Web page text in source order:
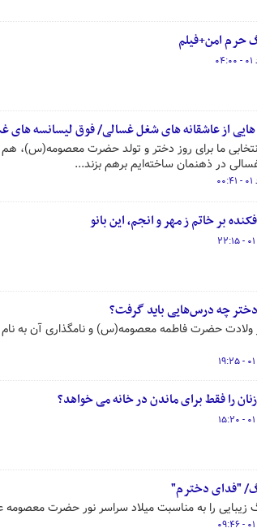
حرم امن+فیلم
از عاشقانه های شغل غسالی/ فوق لیسانسه های
ما برای روز دختر و تولد حضرت معصومه(س)،
در ذهنمان ساخته‌ایم برهم بزند...
بر خاتم ز مهر و انجم، این بانو
دختر چه درس‌هایی باید گرفت؟
ولادت حضرت فاطمه معصومه(س) و نامگذاری آن به نام
را فقط برای ماندن در خانه می خواهد؟
"فدای دخترم"
زیبایی را به مناسبت میلاد سراسر نور حضرت معصومه